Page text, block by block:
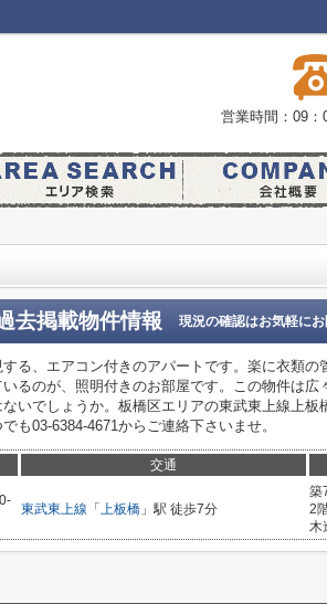
営業時間：09：
去掲載物件情報 現況の確認はお気軽に
る、エアコン付きのアパートです。楽に衣類
るのが、照明付きのお部屋です。この物件は
いでしょうか。板橋区エリアの東武東上線上
も03-6384-4671からご連絡下さいませ。
交通
東武東上線 「 上板橋 」駅 徒歩7分
築
2
木